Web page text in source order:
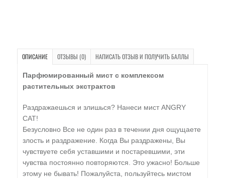
ОПИСАНИЕ ОТЗЫВЫ (0) НАПИСАТЬ ОТЗЫВ И ПОЛУЧИТЬ БАЛЛЫ
Парфюмированный мист с комплексом
растительных экстрактов
Раздражаешься и злишься? Нанеси мист ANGRY
CAT!
Безусловно Все не один раз в течении дня ощущаете
злость и раздражение. Когда Вы раздражены, Вы
чувствуете себя уставшими и постаревшими, эти
чувства постоянно повторяются. Это ужасно! Больше
этому не бывать! Пожалуйста, пользуйтесь мистом